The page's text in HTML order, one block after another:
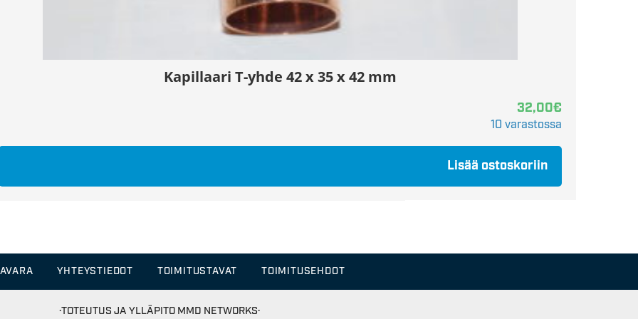
Kapillaari T-yhde 42 x 35 x 42 mm
32,00€
10 varastossa
Lisää ostoskoriin
YHTEYSTIEDOT TOIMITUSTAVAT TOIMITUSEHDOT
·TOTEUTUS JA YLLÄPITO MMD NETWORKS·